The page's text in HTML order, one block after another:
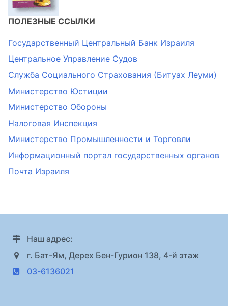
ПОЛЕЗНЫЕ ССЫЛКИ
Государственный Центральный Банк Израиля
Центральное Управление Судов
Служба Социального Страхования (Битуах Леуми)
Министерство Юстиции
Министерство Обороны
Налоговая Инспекция
Министерство Промышленности и Торговли
Информационный портал государственных органов
Почта Израиля
Наш адрес:
г. Бат-Ям, Дерех Бен-Гурион 138, 4-й этаж
03-6136021